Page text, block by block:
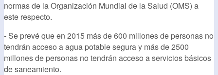
normas de la Organización Mundial de la Salud (OMS) a
este respecto.
- Se prevé que en 2015 más de 600 millones de personas no
tendrán acceso a agua potable segura y más de 2500
millones de personas no tendrán acceso a servicios básicos
de saneamiento.